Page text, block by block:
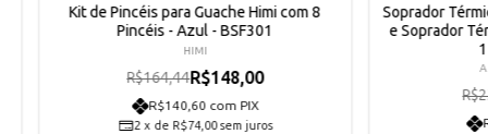
Kit de Pincéis para Guache Himi com 8
Pincéis - Azul - BSF301
HIMI
R$164,44R$148,00
R$140,60 com PIX
2 x de R$74,00 sem juros
Soprador
e Soprador